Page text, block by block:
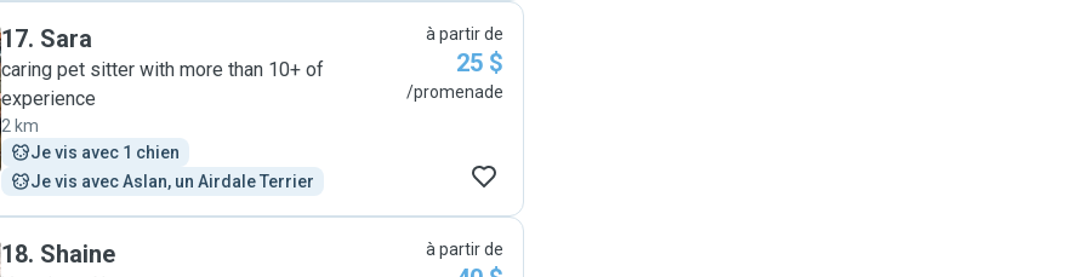
17. Sara
caring pet sitter with more than 10+ of
experience
2 km
Je vis avec 1 chien
Je vis avec Aslan, un Airdale Terrier
à partir de
25 $
/promenade
18. Shaine à partir de